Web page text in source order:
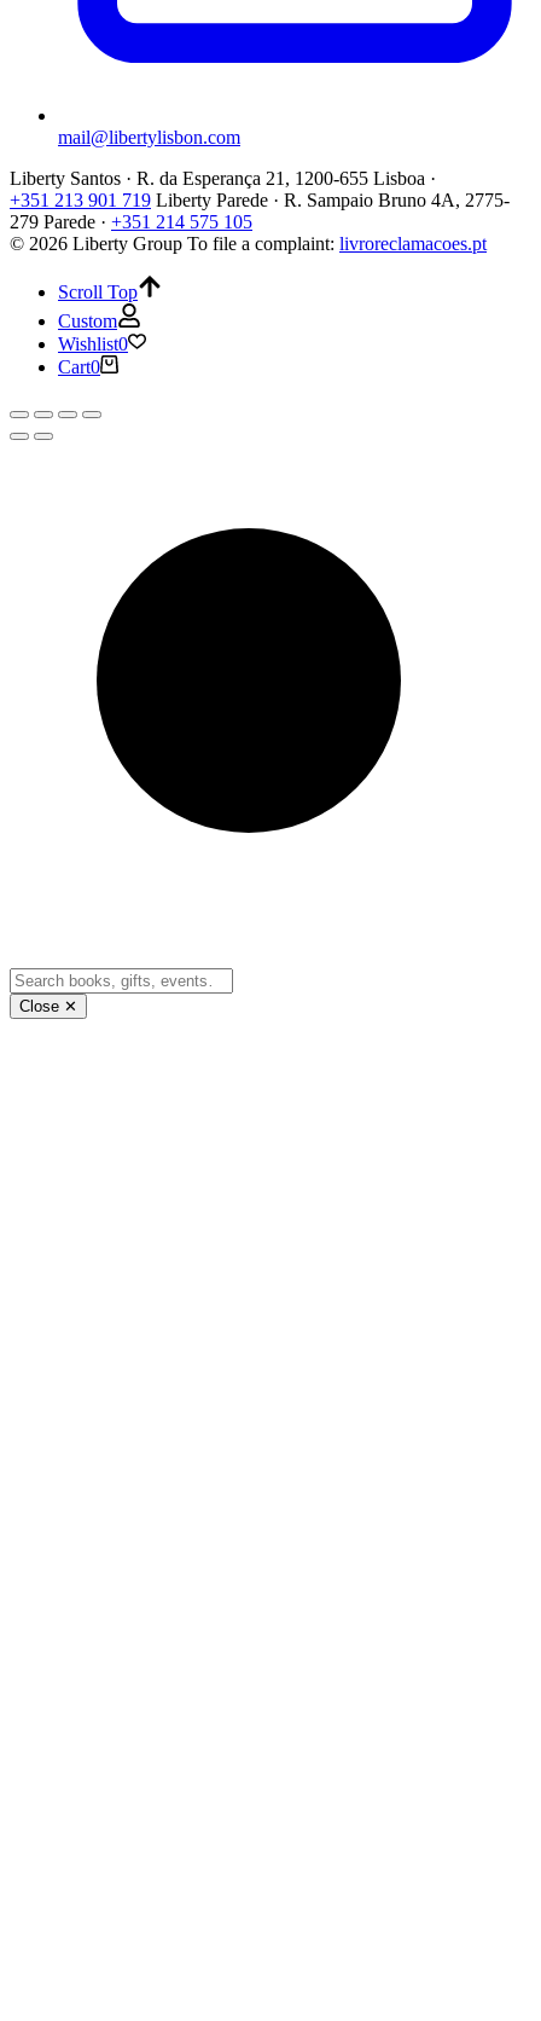
mail@libertylisbon.com
Liberty Santos · R. da Esperança 21, 1200-655 Lisboa ·
+351 213 901 719 Liberty Parede · R. Sampaio Bruno 4A, 2775-
279 Parede · +351 214 575 105
© 2026 Liberty Group To file a complaint: livroreclamacoes.pt
Scroll Top
Custom
Wishlist0
Cart0
Close ✕